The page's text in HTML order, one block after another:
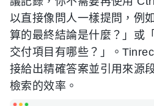
以直接像問人一樣提問，例
算的最終結論是什麼？」或
交付項目有哪些？」。
接給出精確答案並引用來源
檢索的效率。